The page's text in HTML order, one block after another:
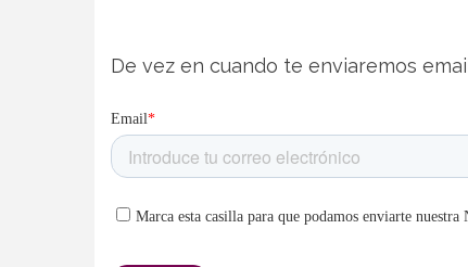
De vez en cuando te enviaremos